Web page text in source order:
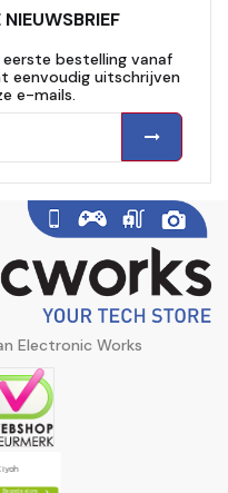
bestelling vanaf
eenvoudig uitschrijven
e-mails.
Electronic Works